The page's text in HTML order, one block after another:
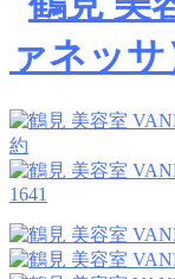
1641